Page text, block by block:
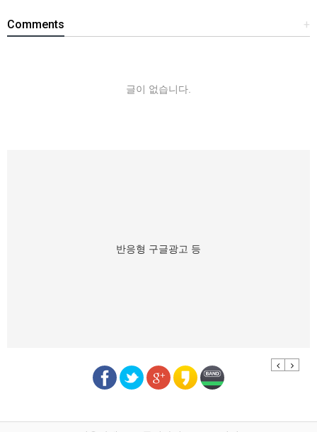
+
Comments
글이 없습니다.
반응형 구글광고 등
Previous
Next